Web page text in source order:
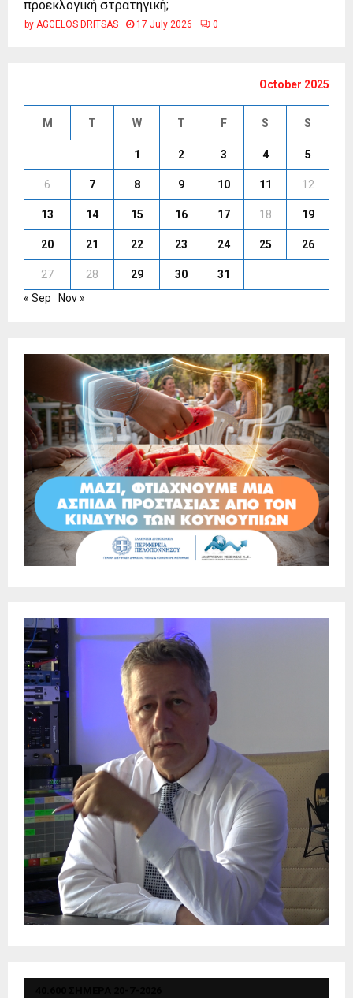
προεκλογική στρατηγική;
by AGGELOS DRITSAS 17 July 2026 0
October 2025
M T W T F S S
1 2 3 4 5
6 7 8 9 10 11 12
13 14 15 16 17 18 19
20 21 22 23 24 25 26
27 28 29 30
31
« Sep
Nov »